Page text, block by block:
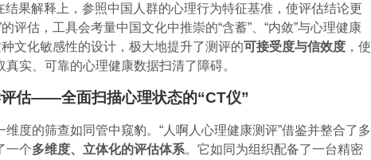
结果解释上，参照中国人群的心理行为特征基准，使评估结论更
评估，工具会考量中国文化中推崇的“含蓄”、“内敛”与心理健康
文化敏感性的设计，极大地提升了测评的可接受度与信效度 ，使
实、可靠的心理健康数据扫清了障碍。
估——全面扫描心理状态的“CT仪”
度的筛查如同管中窥豹。“人啊人心理健康测评”借鉴并整合了多
一个多维度、立体化的评估体系。它如同为组织配备了一台精密